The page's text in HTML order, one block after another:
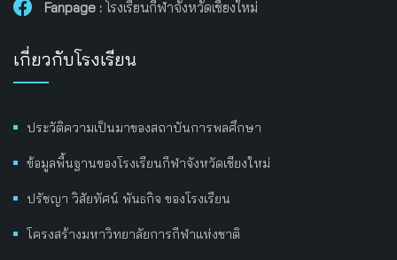
Fanpage : โรงเรียนกีฬาจังหวัดเชียงใหม่
เกี่ยวกับโรงเรียน
ประวัติความเป็นมาของสถาบันการพลศึกษา
ข้อมูลพื้นฐานของโรงเรียนกีฬาจังหวัดเชียงใหม่
ปรัชญา วิสัยทัศน์ พันธกิจ ของโรงเรียน
โครงสร้างมหาวิทยาลัยการกีฬาแห่งชาติ